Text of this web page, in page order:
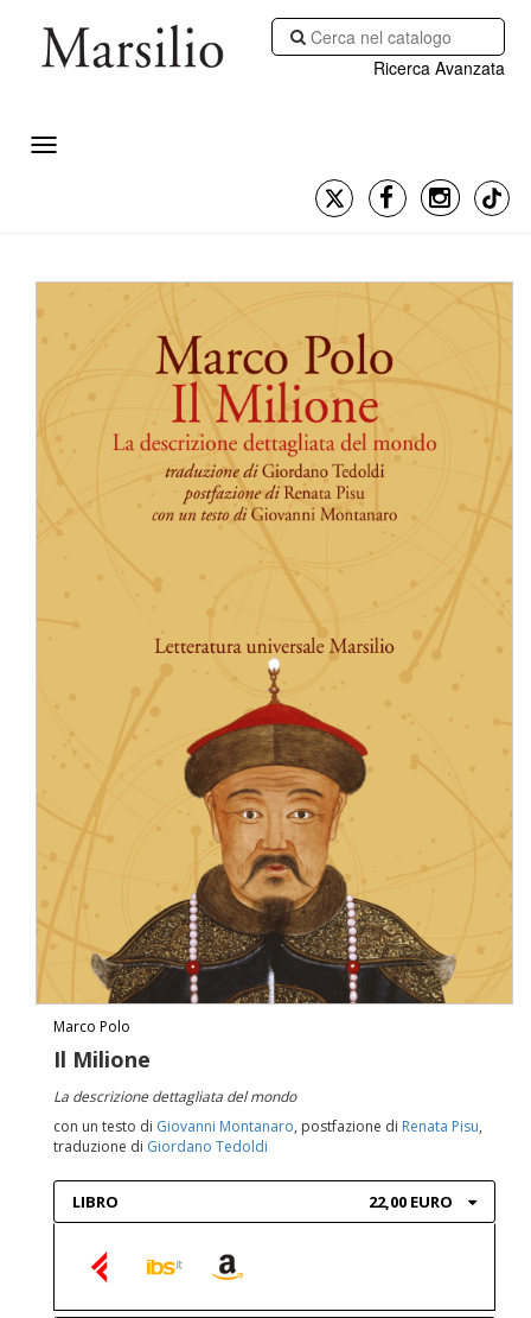
Ricerca Avanzata
Marco Polo
Il Milione
La descrizione dettagliata del mondo
con un testo di Giovanni Montanaro, postfazione di Renata Pisu,
traduzione di Giordano Tedoldi
LIBRO 22,00 EURO